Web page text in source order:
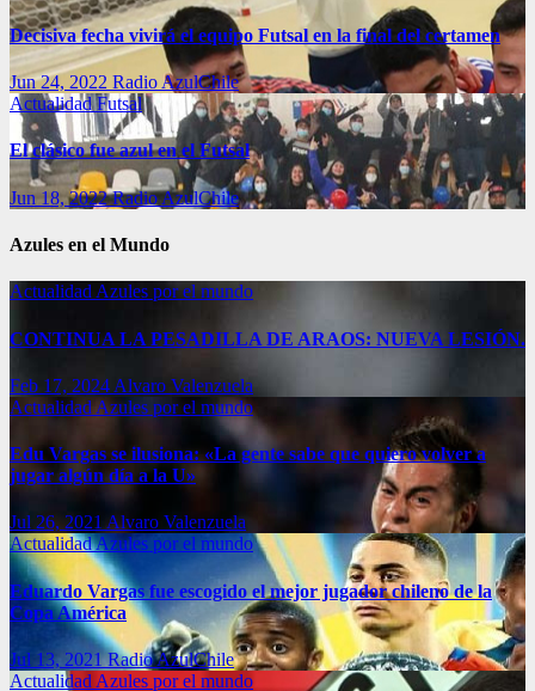
Decisiva fecha vivirá el equipo Futsal en la final del certamen
Jun 24, 2022 Radio AzulChile
ActualidadFutsal
El clásico fue azul en el Futsal
Jun 18, 2022Radio AzulChile
Azules en el Mundo
Actualidad Azules por el mundo
CONTINUA LA PESADILLA DE ARAOS: NUEVA LESIÓN.
Feb 17, 2024 Alvaro Valenzuela
ActualidadAzules por el mundo
Edu Vargas se ilusiona: «La gente sabe que quiero volver a
jugar algún día a la U»
Jul 26, 2021 Alvaro Valenzuela
ActualidadAzules por el mundo
Eduardo Vargas fue escogido el mejor jugador chileno de la
Copa América
Jul 13, 2021Radio AzulChile
Actualidad Azules por el mundo